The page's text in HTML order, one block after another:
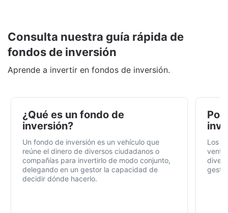
Consulta nuestra guía rápida de
fondos de inversión
Aprende a invertir en fondos de inversión.
¿Qué es un fondo de
inversión?
Un fondo de inversión es un vehículo que
reúne el dinero de diversos ciudadanos o
compañías para invertirlo de modo conjunto,
delegando en un gestor la capacidad de
decidir dónde hacerlo.
Por
Los